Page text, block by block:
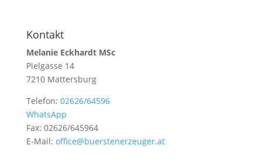
Kontakt
Melanie Eckhardt MSc
Pielgasse 14
7210 Mattersburg
Telefon: 02626/64596
WhatsApp
Fax: 02626/645964
E-Mail: office@buerstenerzeuger.at